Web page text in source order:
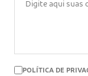
POLÍTICA DE